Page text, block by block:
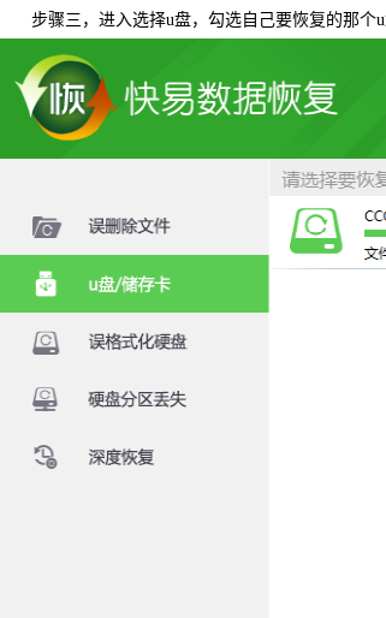
步骤三，进入选择u盘，勾选自己要恢复的那个u